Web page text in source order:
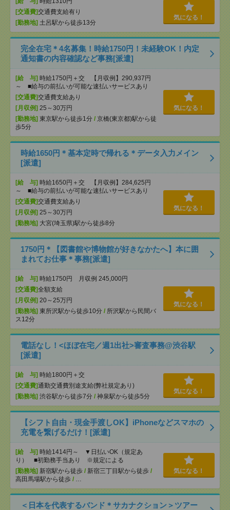
[交通費]交通費支給有り
[勤務地] 土呂駅から徒歩13分
気になる！
完全在宅＊4名募集！時給1750円！未経験OK！内定
通知書の内容確認など事務[派遣]
[給 与] 時給1750円＋交 【月収例】290,937円
～ ■給与の前払いが可能な速払いサービスあり
[交通費]交通費支給あり
[月収例] 25～30万円
[勤務地] 東京駅から徒歩1分 / 京橋(東京都)駅から徒
歩5分
気になる！
時給1650円＊基本定時で帰れる＊データ入力メイン
[派遣]
[給 与] 時給1650円＋交 【月収例】284,625円
～ ■給与の前払いが可能な速払いサービスあり
[交通費]交通費支給あり
[月収例] 25～30万円
[勤務地] 大宮(埼玉県)駅から徒歩8分
気になる！
1750円＊【図書館や博物館が好きなかたへ】本に囲
まれてお仕事＊事務[派遣]
[給 与] 時給1750円 月収例 245,000円
[交通費]全額支給
[月収例] 20～25万円
[勤務地] 東所沢駅から徒歩10分 / 所沢駅から民間バ
ス12分
気になる！
電話なし！<ほぼ在宅／週1出社>審査事務@渋谷駅
[派遣]
[給 与] 時給1800円＋交
[交通費]通勤交通費別途支給(弊社規定あり)
[勤務地] 渋谷駅から徒歩7分 / 神泉駅から徒歩5分
気になる！
【シフト自由・現金手渡しOK】iPhoneなどスマホの
充電を繋げるだけ！[派遣]
[給 与] 時給1414円～ ▼日払いOK（規定あ
り） ■初勤務手当あり ※規定による
[勤務地] 新宿駅から徒歩 / 新宿三丁目駅から徒歩 /
高田馬場駅から徒歩 / …
気になる！
＜日本を代表するバンド＊サカナクション＞ツアー